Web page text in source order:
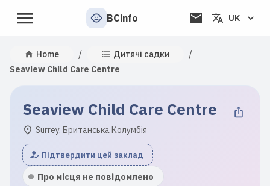
BCinfo UK
Home / Дитячі садки /
Seaview Child Care Centre
Seaview Child Care Centre
Surrey, Британська Колумбія
Підтвердити цей заклад
Про місця не повідомлено